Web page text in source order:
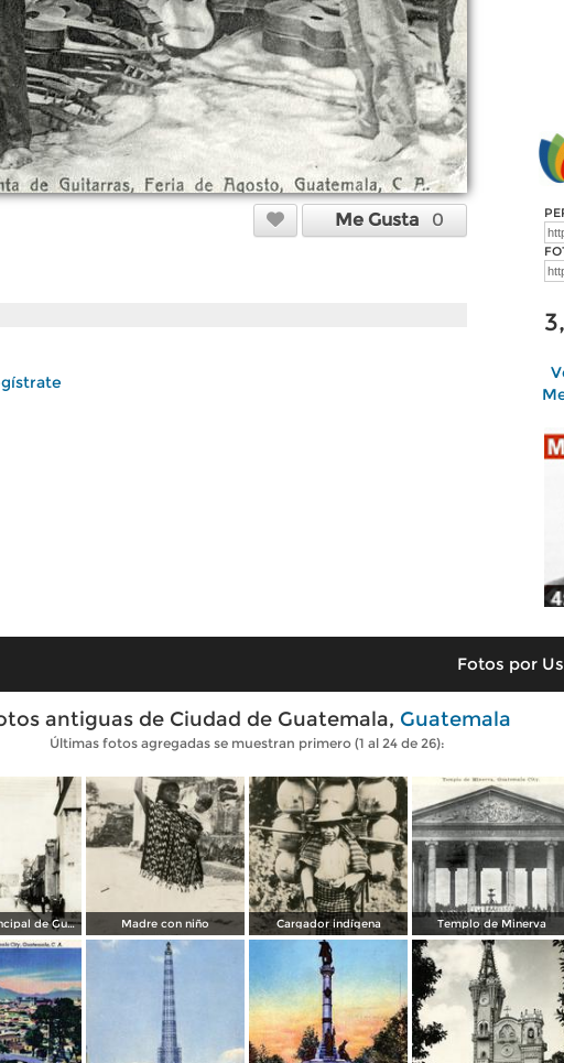
Me Gusta 0
Fotos por
antiguas de Ciudad de Guatemala, Guatemala
Últimas fotos agregadas se muestran primero (1 al 24 de 26):
Una calle principal de Guatemala Madre con niño Cargador indígena Templo de Minerva